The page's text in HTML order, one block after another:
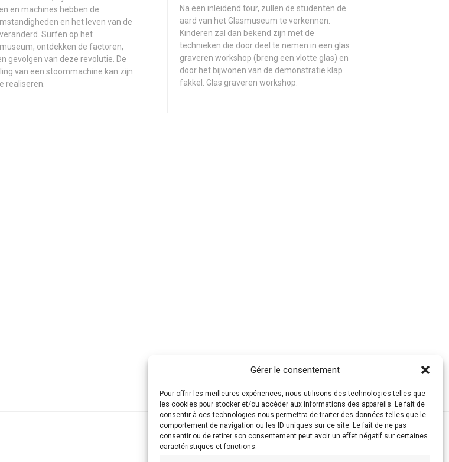
Gérer le consentement
Pour offrir les meilleures expériences, nous utilisons des technologies telles que
les cookies pour stocker et/ou accéder aux informations des appareils. Le fait de
consentir à ces technologies nous permettra de traiter des données telles que le
comportement de navigation ou les ID uniques sur ce site. Le fait de ne pas
consentir ou de retirer son consentement peut avoir un effet négatif sur certaines
caractéristiques et fonctions.
en machines hebben de
en het leven van de
Surfen op het
ontdekken de factoren,
gevolgen van deze revolutie. De
van een stoommachine kan zijn
realiseren.
Na een inleidend tour, zullen de studenten de
aard van het Glasmuseum te verkennen.
Kinderen zal dan bekend zijn met de
technieken die door deel te nemen in een glas
graveren workshop (breng een vlotte glas) en
door het bijwonen van de demonstratie klap
fakkel. Glas graveren workshop.